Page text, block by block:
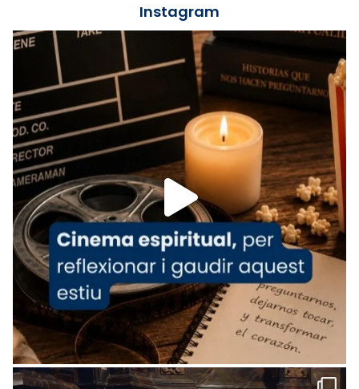
Recupera l'entrevista comp
Vatican
tican News 👇
www.vaticannews.va/es/iglesia/news/2026-
07/carmina-historia-depresion-papa-viaje-
espana-testimoni...
Foto
View on Facebook · Share
Arquebisbat de Barcelona
1 week ago
«Avui les santes Juliana i Semproniana ens
ajuden a alçar la mirada»
Mons. Sergi Gordo, bisbe de Tortosa, ha
presidit aquest 27 de juliol la missa de Les
Santes de Mataró.
Instagram